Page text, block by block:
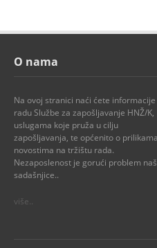
O nama
Na ovoj stranici naći ćete
radu Službe za zapošljavanje HNŽ/K,
uslugama koje pruža u cilju
zapošljavanja, te općenito o
novostima na tržištu rada.
Nezaposlenost je gorući problem
sadašnjice..
više..